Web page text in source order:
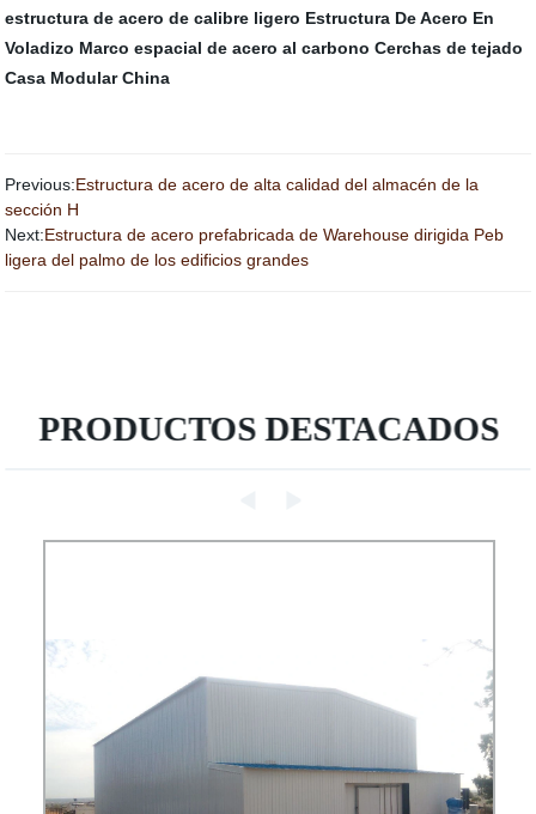
estructura de acero de calibre ligero Estructura De Acero En
Voladizo Marco espacial de acero al carbono Cerchas de tejado
Casa Modular China
Previous:Estructura de acero de alta calidad del almacén de la
sección H
Next:Estructura de acero prefabricada de Warehouse dirigida Peb
ligera del palmo de los edificios grandes
PRODUCTOS DESTACADOS